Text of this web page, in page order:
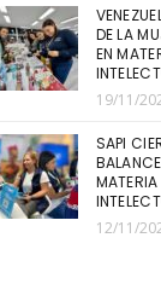
DE LA
EN
19/11/
SAPI
MATERIA
12/11/